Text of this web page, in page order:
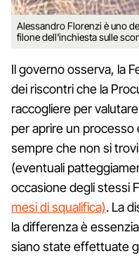
Alessandro Florenzi è uno
filone dell'inchiesta sulle
Il governo osserva, la
dei riscontri che la
raccogliere per
per aprire un
sempre che non si
(eventuali
occasione degli stessi
mesi di squalifica). La
la differenza è
siano state effettuate